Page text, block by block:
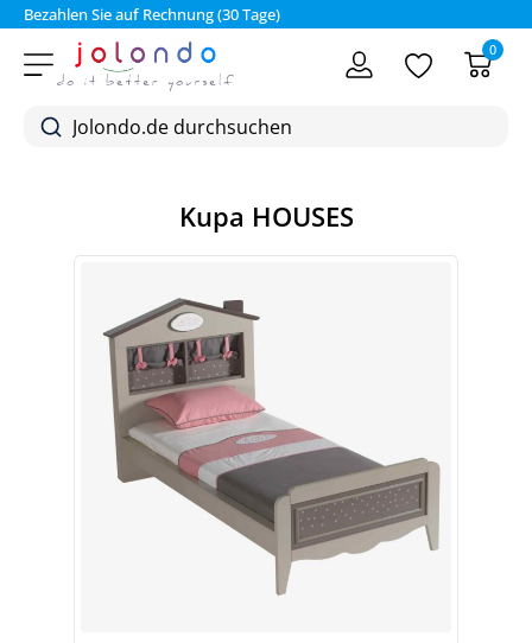
Bezahlen Sie auf Rechnung (30 Tage)
0
Kupa HOUSES